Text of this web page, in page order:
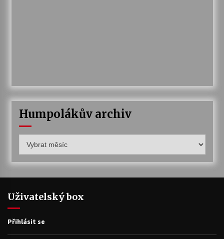
Humpolákův archiv
archiv
Uživatelský box
Přihlásit se